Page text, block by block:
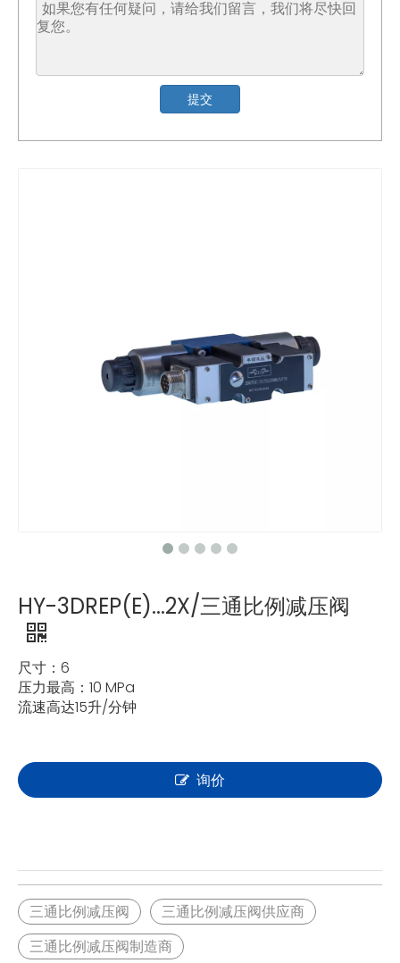
提交
HY-3DREP(E)...2X/三通比例减压阀
尺寸：6
压力最高：10 MPa
流速高达15升/分钟
询价
三通比例减压阀
三通比例减压阀供应商
三通比例减压阀制造商